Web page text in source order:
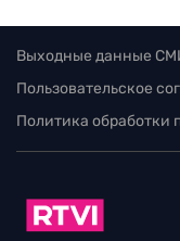
Выходные данные
Пользовательское
Политика обработки